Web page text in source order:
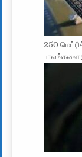
250
பாலங்களை